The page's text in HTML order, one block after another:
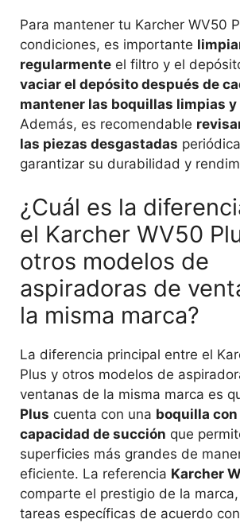
Para mantener tu Karcher WV50
condiciones, es importante
regularmente el filtro y el
vaciar el depósito después de
mantener las boquillas limpias y
Además, es recomendable
las piezas desgastadas
garantizar su durabilidad y
¿Cuál es la
el Karcher WV50
otros modelos de
aspiradoras de
la misma marca?
La diferencia principal entre el
Plus y otros modelos de
ventanas de la misma marca es
Plus cuenta con una boquilla
capacidad de succión que
superficies más grandes de
eficiente. La referencia Karcher
comparte el prestigio de la
tareas específicas de acuerdo